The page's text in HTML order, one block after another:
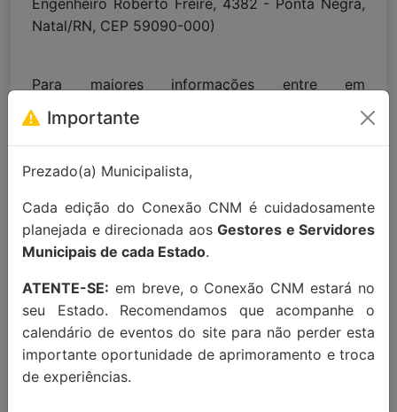
Engenheiro Roberto Freire, 4382 - Ponta Negra,
Natal/RN, CEP 59090-000)
Para maiores informações entre em
contato:
ou whats
app (51) 99215-3439
Apoio Institucional:
MAIORES INFORMAÇÕES:
Importante
Prezado(a) Municipalista,
Cada edição do Conexão CNM é cuidadosamente
planejada e direcionada aos Gestores e Servidores
Municipais de cada Estado.
ATENTE-SE: em breve, o Conexão CNM estará no
seu Estado. Recomendamos que acompanhe o
calendário de eventos do site para não perder esta
importante oportunidade de aprimoramento e troca
de experiências.